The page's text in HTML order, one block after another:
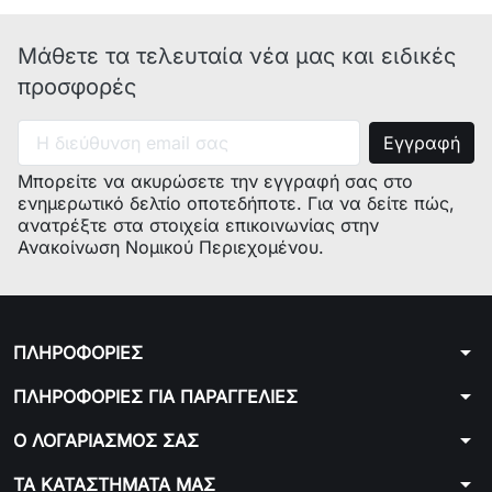
0132104201 ECP33.21.W ECP33.21.W CN
0132104187 ECP36.31 CN
0132104181 ECP35.31 ECP35.31 CN
0132104171 ECP33.21 ECP33.21
Μάθετε τα τελευταία νέα μας και ειδικές
προσφορές
Μπορείτε να ακυρώσετε την εγγραφή σας στο
ενημερωτικό δελτίο οποτεδήποτε. Για να δείτε πώς,
ανατρέξτε στα στοιχεία επικοινωνίας στην
Ανακοίνωση Νομικού Περιεχομένου.
ΠΛΗΡΟΦΟΡΙΕΣ arrow_drop_down
ΠΛΗΡΟΦΟΡΙΕΣ ΓΙΑ ΠΑΡΑΓΓΕΛΙΕΣ arrow_drop_down
Ο ΛΟΓΑΡΙΑΣΜΟΣ ΣΑΣ arrow_drop_down
ΤΑ ΚΑΤΑΣΤΗΜΑΤΑ ΜΑΣ arrow_drop_down